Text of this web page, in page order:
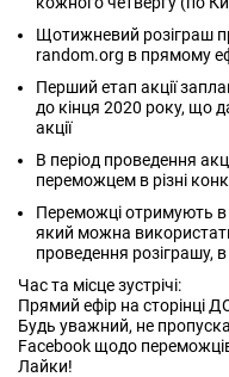
Щотижневий розіграш
random.org в прямому
Перший етап акції
до кінця 2020 року, що
акції
В період проведення
переможцем в різні
Переможці отримують в
який можна
проведення розіграшу,
Час та місце зустрічі:
Прямий ефір на сторінці
Будь уважний, не
Facebook щодо
Лайки!